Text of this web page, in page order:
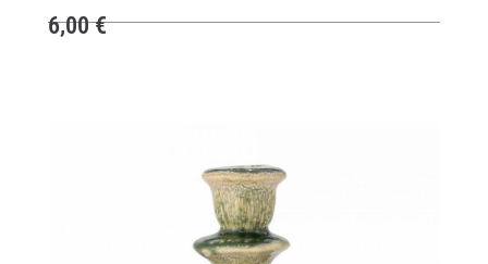
6,00€